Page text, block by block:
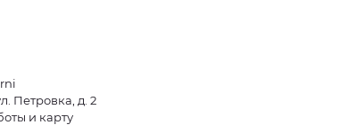
Петровка, д. 2
и карту